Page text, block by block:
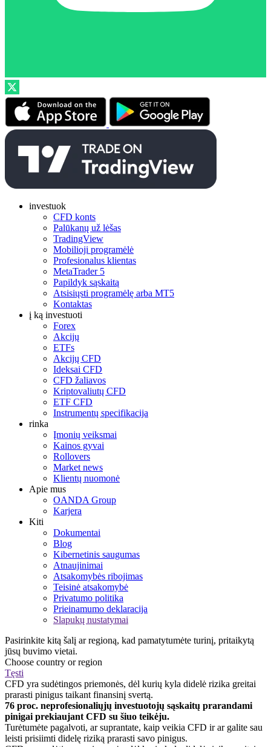
investuok
CFD konts
Palūkanų už lėšas
TradingView
Mobilioji programėlė
Profesionalus klientas
MetaTrader 5
Papildyk sąskaitą
Atsisiųsti programėlę arba MT5
Kontaktas
į ką investuoti
Forex
Akcijų
ETFs
Akcijų CFD
Ideksai CFD
CFD žaliavos
Kriptovaliutų CFD
ETF CFD
Instrumentų specifikacija
rinka
Įmonių veiksmai
Kainos gyvai
Rollovers
Market news
Klientų nuomonė
Apie mus
OANDA Group
Karjera
Kiti
Dokumentai
Blog
Kibernetinis saugumas
Atnaujinimai
Atsakomybės ribojimas
Teisinė atsakomybė
Privatumo politika
Prieinamumo deklaracija
Slapukų nustatymai
Pasirinkite kitą šalį ar regioną, kad pamatytumėte turinį, pritaikytą
jūsų buvimo vietai.
Choose country or region
Tęsti
CFD yra sudėtingos priemonės, dėl kurių kyla didelė rizika greitai
prarasti pinigus taikant finansinį svertą.
76 proc. neprofesionaliųjų investuotojų sąskaitų prarandami
pinigai prekiaujant CFD su šiuo teikėju.
Turėtumėte pagalvoti, ar suprantate, kaip veikia CFD ir ar galite sau
leisti prisiimti didelę riziką prarasti savo pinigus.